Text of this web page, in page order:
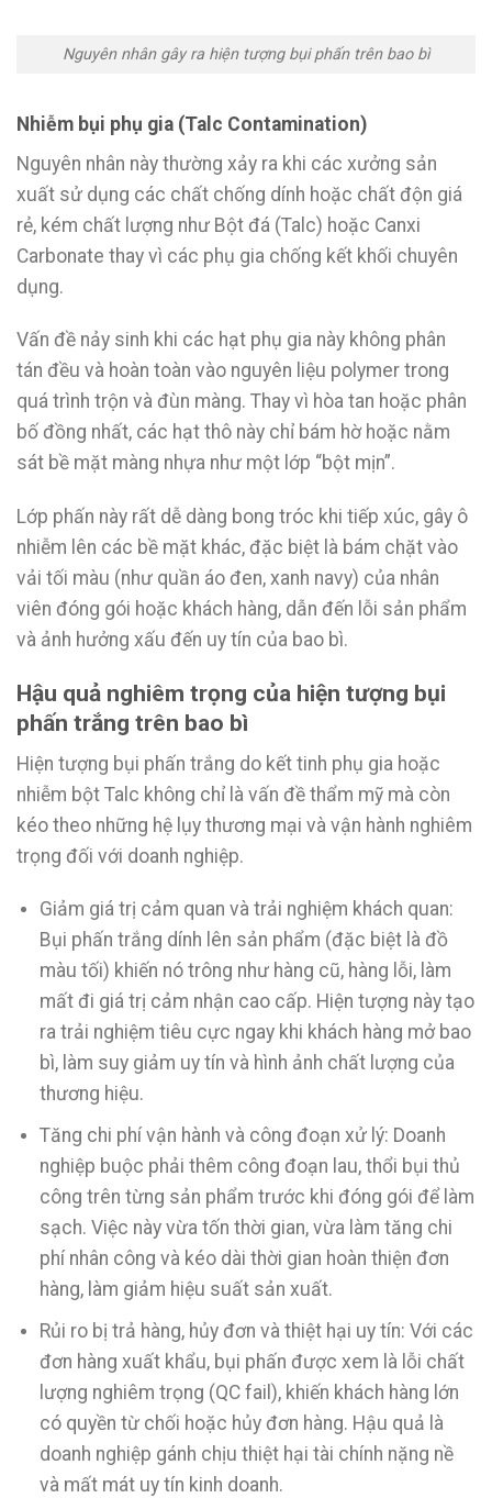
Nguyên nhân gây ra hiện tượng bụi phấn trên bao bì
Nhiễm bụi phụ gia (Talc Contamination)
Nguyên nhân này thường xảy ra khi các xưởng sản
xuất sử dụng các chất chống dính hoặc chất độn giá
rẻ, kém chất lượng như Bột đá (Talc) hoặc Canxi
Carbonate thay vì các phụ gia chống kết khối chuyên
dụng.
Vấn đề nảy sinh khi các hạt phụ gia này không phân
tán đều và hoàn toàn vào nguyên liệu polymer trong
quá trình trộn và đùn màng. Thay vì hòa tan hoặc phân
bố đồng nhất, các hạt thô này chỉ bám hờ hoặc nằm
sát bề mặt màng nhựa như một lớp “bột mịn”.
Lớp phấn này rất dễ dàng bong tróc khi tiếp xúc, gây ô
nhiễm lên các bề mặt khác, đặc biệt là bám chặt vào
vải tối màu (như quần áo đen, xanh navy) của nhân
viên đóng gói hoặc khách hàng, dẫn đến lỗi sản phẩm
và ảnh hưởng xấu đến uy tín của bao bì.
Hậu quả nghiêm trọng của hiện tượng bụi
phấn trắng trên bao bì
Hiện tượng bụi phấn trắng do kết tinh phụ gia hoặc
nhiễm bột Talc không chỉ là vấn đề thẩm mỹ mà còn
kéo theo những hệ lụy thương mại và vận hành nghiêm
trọng đối với doanh nghiệp.
Giảm giá trị cảm quan và trải nghiệm khách quan:
Bụi phấn trắng dính lên sản phẩm (đặc biệt là đồ
màu tối) khiến nó trông như hàng cũ, hàng lỗi, làm
mất đi giá trị cảm nhận cao cấp. Hiện tượng này tạo
ra trải nghiệm tiêu cực ngay khi khách hàng mở bao
bì, làm suy giảm uy tín và hình ảnh chất lượng của
thương hiệu.
Tăng chi phí vận hành và công đoạn xử lý: Doanh
nghiệp buộc phải thêm công đoạn lau, thổi bụi thủ
công trên từng sản phẩm trước khi đóng gói để làm
sạch. Việc này vừa tốn thời gian, vừa làm tăng chi
phí nhân công và kéo dài thời gian hoàn thiện đơn
hàng, làm giảm hiệu suất sản xuất.
Rủi ro bị trả hàng, hủy đơn và thiệt hại uy tín: Với các
đơn hàng xuất khẩu, bụi phấn được xem là lỗi chất
lượng nghiêm trọng (QC fail), khiến khách hàng lớn
có quyền từ chối hoặc hủy đơn hàng. Hậu quả là
doanh nghiệp gánh chịu thiệt hại tài chính nặng nề
và mất mát uy tín kinh doanh.